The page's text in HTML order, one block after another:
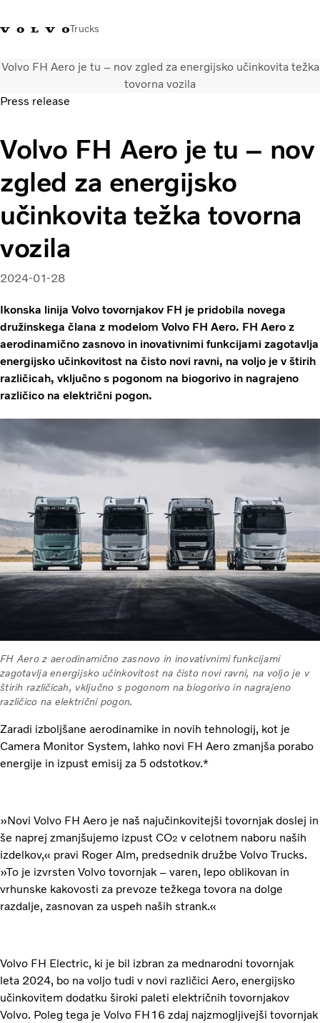
Trucks
+386 1 500 10 60Volvo Trucks Slovenija kontakti Volvo Trucks StoreSlovenija
Tovorna vozila
Storitve
Iskalnik servisov
Novice
O nas
Obrnite se na nas
Volvo FH Aero je tu – nov zgled za energijsko učinkovita težka
tovorna vozila
Press release
Volvo FH Aero je tu – nov
zgled za energijsko
učinkovita težka tovorna
vozila
2024-01-28
Ikonska linija Volvo tovornjakov FH je pridobila novega
družinskega člana z modelom Volvo FH Aero. FH Aero z
aerodinamično zasnovo in inovativnimi funkcijami zagotavlja
energijsko učinkovitost na čisto novi ravni, na voljo je v štirih
različicah, vključno s pogonom na biogorivo in nagrajeno
različico na električni pogon.
FH Aero z aerodinamično zasnovo in inovativnimi funkcijami
zagotavlja energijsko učinkovitost na čisto novi ravni, na voljo je v
štirih različicah, vključno s pogonom na biogorivo in nagrajeno
različico na električni pogon.
Zaradi izboljšane aerodinamike in novih tehnologij, kot je
Camera Monitor System, lahko novi FH Aero zmanjša porabo
energije in izpust emisij za 5 odstotkov.*
»Novi Volvo FH Aero je naš najučinkovitejši tovornjak doslej in
še naprej zmanjšujemo izpust CO2 v celotnem naboru naših
izdelkov,« pravi Roger Alm, predsednik družbe Volvo Trucks.
»To je izvrsten Volvo tovornjak – varen, lepo oblikovan in
vrhunske kakovosti za prevoze težkega tovora na dolge
razdalje, zasnovan za uspeh naših strank.«
Volvo FH Electric, ki je bil izbran za mednarodni tovornjak
leta 2024, bo na voljo tudi v novi različici Aero, energijsko
učinkovitem dodatku široki paleti električnih tovornjakov
Volvo. Poleg tega je Volvo FH16 zdaj najzmogljivejši tovornjak